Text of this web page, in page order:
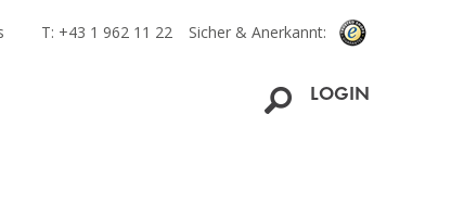
Sicher & Anerkannt:
T: +43 1 962 11 22
LOGIN